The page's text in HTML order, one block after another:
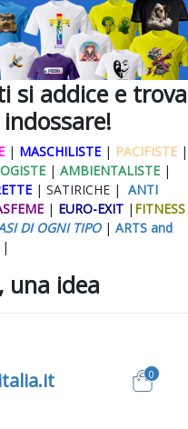
si addice e trova
| MASCHILISTE | PACIFISTE |
| AMBIENTALISTE|
| SATIRICHE | ANTI
| EURO-EXIT| FITNESS
DI OGNI TIPO | ARTS and
|
una idea
0